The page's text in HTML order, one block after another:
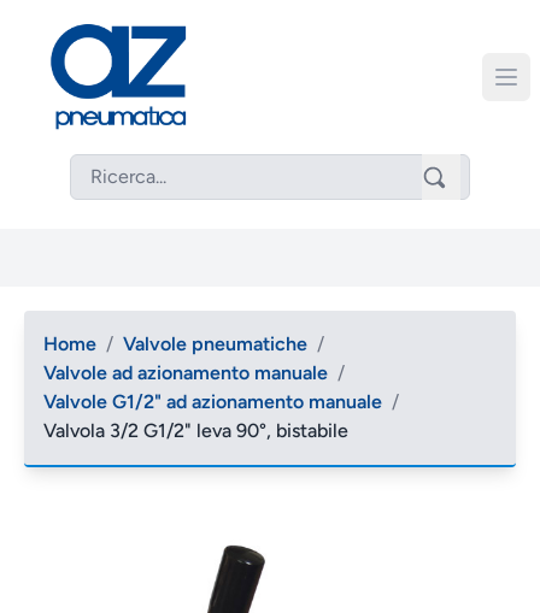
Home / Valvole pneumatiche /
Valvole ad azionamento manuale /
Valvole G1/2" ad azionamento manuale /
Valvola 3/2 G1/2" leva 90°, bistabile